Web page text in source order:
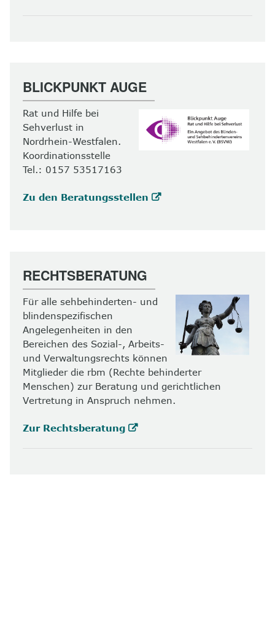
BLICKPUNKT AUGE
Rat und Hilfe bei
Sehverlust in
Nordrhein-Westfalen.
Koordinationsstelle
Tel.: 0157 53517163
Zu den Beratungsstellen
RECHTSBERATUNG
Für alle sehbehinderten- und
blindenspezifischen
Angelegenheiten in den
Bereichen des Sozial-, Arbeits-
und Verwaltungsrechts können
Mitglieder die rbm (Rechte behinderter
Menschen) zur Beratung und gerichtlichen
Vertretung in Anspruch nehmen.
Zur Rechtsberatung